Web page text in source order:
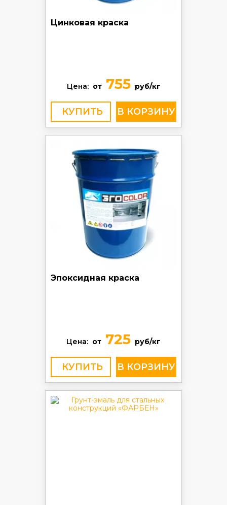
Цинковая краска
Цена: от755 руб/кг
КУПИТЬ
Эпоксидная краска
Цена: от 725 руб/кг
КУПИТЬ